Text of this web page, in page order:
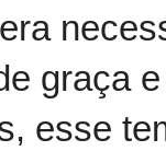
graça
esse